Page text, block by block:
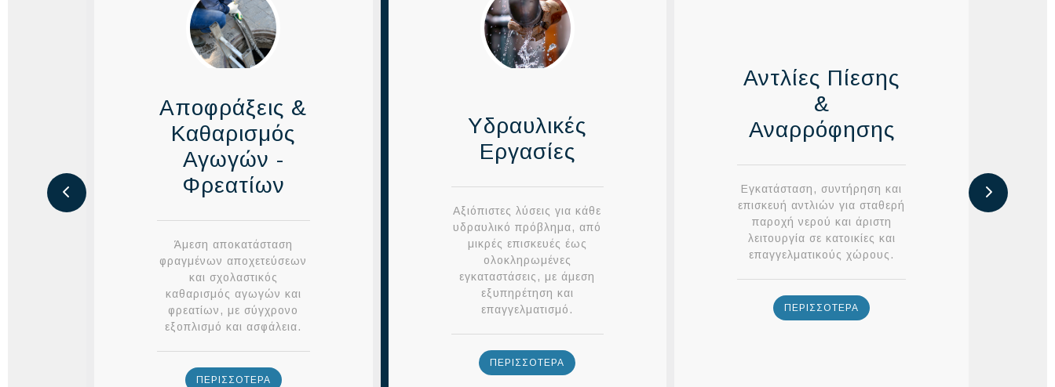
Αποφράξεις &
Καθαρισμός
Αγωγών -
Φρεατίων
Άμεση αποκατάσταση
φραγμένων αποχετεύσεων
και σχολαστικός
καθαρισμός αγωγών και
φρεατίων, με σύγχρονο
εξοπλισμό και ασφάλεια.
ΠΕΡΙΣΣΟΤΕΡΑ
Υδραυλικές
Εργασίες
Αξιόπιστες λύσεις για κάθε
υδραυλικό πρόβλημα, από
μικρές επισκευές έως
ολοκληρωμένες
εγκαταστάσεις, με άμεση
εξυπηρέτηση και
επαγγελματισμό.
ΠΕΡΙΣΣΟΤΕΡΑ
Αντλίες Πίεσης
&
Αναρρόφησης
Εγκατάσταση, συντήρηση και
επισκευή αντλιών για σταθερή
παροχή νερού και άριστη
λειτουργία σε κατοικίες και
επαγγελματικούς χώρους.
ΠΕΡΙΣΣΟΤΕΡΑ